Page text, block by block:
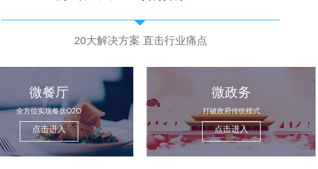
20大解决方案 直击行业痛点
微餐厅
全方位实现餐饮O2O
点击进入
微政务
打破政府传统模式
点击进入